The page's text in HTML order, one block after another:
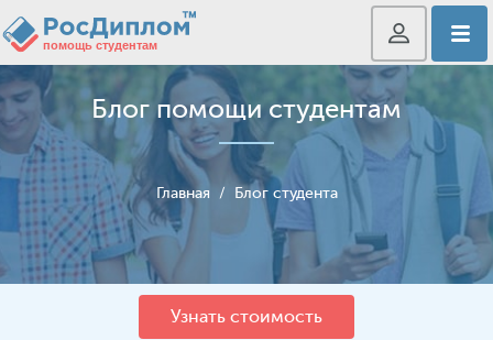
Блог помощи студентам
Главная / Блог студента
Узнать стоимость